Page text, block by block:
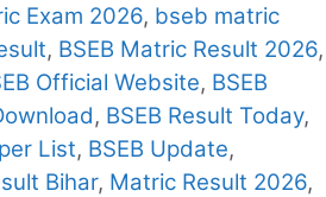
Exam 2026, bseb matric
, BSEB Matric Result 2026,
Official Website, BSEB
, BSEB Result Today,
List, BSEB Update,
Bihar, Matric Result 2026,